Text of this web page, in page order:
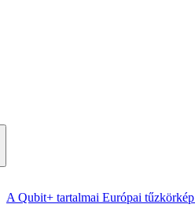
A Qubit+ tartalmai Európai tűzkörkép